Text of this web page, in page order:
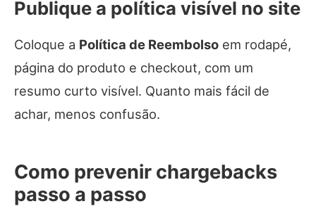
Publique a política visível no site
Coloque a Política de Reembolso em rodapé,
página do produto e checkout, com um
resumo curto visível. Quanto mais fácil de
achar, menos confusão.
Como prevenir chargebacks
passo a passo